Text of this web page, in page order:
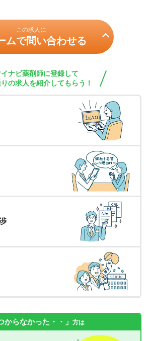
この求人に
ムで問い合わせる
イナビ薬剤師に登録して
の求人を紹介してもらう！
からなかった・・」 方は